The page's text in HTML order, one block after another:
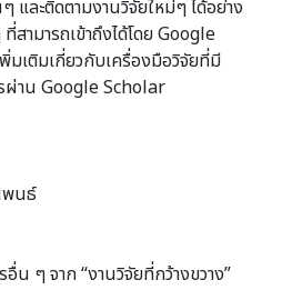
ละติดตามงานวิจัยใหม่ๆ ได้อย่าง
สามารถเข้าถึงได้โดย Google
เติมเกี่ยวกับเครื่องมือวิจัยที่มี
ผ่าน Google Scholar
พนธ์
น ๆ จาก “งานวิจัยที่กว้างขวาง”